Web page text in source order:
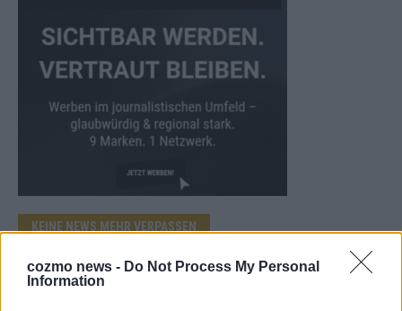
cozmo news - Do Not Process My Personal
Information
KEINE NEWS MEHR VERPASSEN